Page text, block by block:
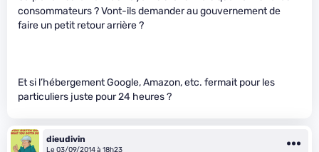
consommateurs ? Vont-ils demander au gouvernement de
faire un petit retour arrière ?
Et si l’hébergement Google, Amazon, etc. fermait pour les
particuliers juste pour 24 heures ?
dieudivin
Le 03/09/2014 à 18h23